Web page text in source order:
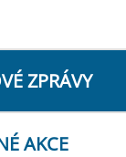
ZPRÁVY
AKCE